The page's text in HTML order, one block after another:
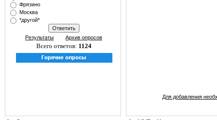
Фрязино
Москва
*другой*
Результаты Архив опросов
Всего ответов: 1124
Для добавления